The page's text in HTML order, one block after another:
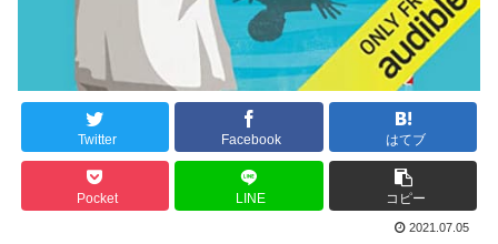
Twitter Facebook はてブ
Pocket LINE コピー
2021.07.05